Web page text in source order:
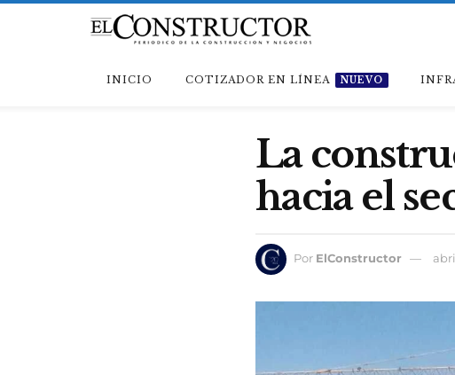
INICIO COTIZADOR EN LÍNEA NUEVO
La
hacia el
Por ElConstructor